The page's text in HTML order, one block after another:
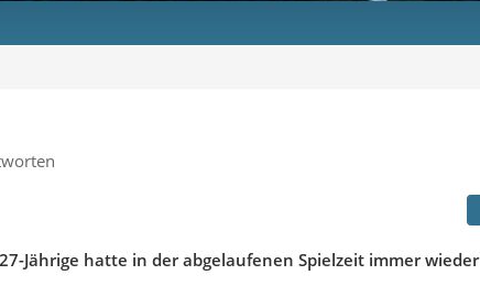
Jährige hatte in der abgelaufenen Spielzeit immer wieder